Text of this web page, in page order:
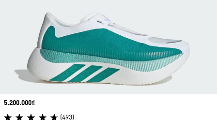
Price
5.200.000₫
(493)